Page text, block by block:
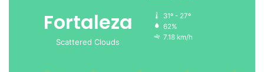
Fortaleza
Scattered Clouds
31º - 27º
62%
7.18 km/h